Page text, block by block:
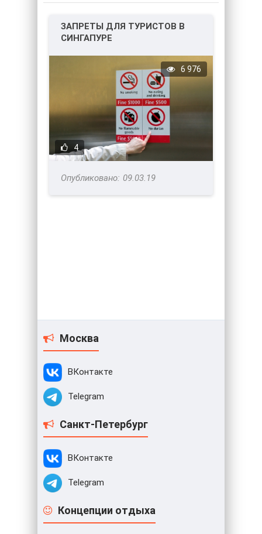
ЗАПРЕТЫ ДЛЯ ТУРИСТОВ В
СИНГАПУРЕ
4
6 976
09.03.19
Москва
ВКонтакте
Telegram
Санкт-Петербург
ВКонтакте
Telegram
Концепции отдыха